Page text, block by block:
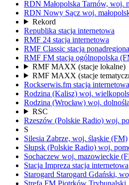
RDN Małopolska Tarnów, woj.
RDN Nowy Sącz woj.
Rekord
Republika stacja internetowa
RMF 24 stacja internetowa
RMF Classic stacja
RMF FM stacja ogólnopolska
RMF MAXX (stacje lokalne)
RMF MAXX (stacje
Rockserwis.fm stacja internetowa
Rodzina (Kalisz) woj.
Rodzina (Wrocław) woj.
RSC
Rzeszów (Polskie Radio) woj.
S
Silesia Zabrze, woj. śląskie (FM)
Słupsk (Polskie Radio) woj.
Sochaczew woj. mazowieckie
Stacja Impreza stacja internetowa
Starogard Starogard Gdański,
Strefa FM Piotrków Trybunalski,